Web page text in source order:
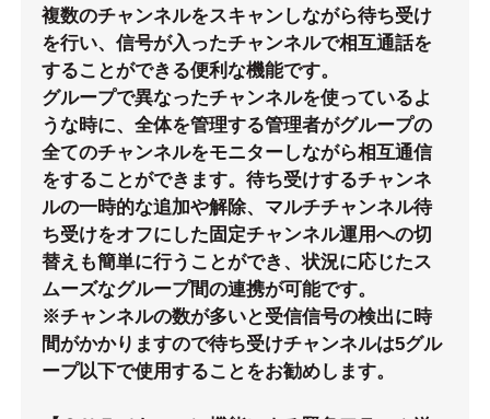
複数のチャンネルをスキャンしながら待ち受け
を行い、信号が入ったチャンネルで相互通話を
することができる便利な機能です。
グループで異なったチャンネルを使っているよ
うな時に、全体を管理する管理者がグループの
全てのチャンネルをモニターしながら相互通信
をすることができます。待ち受けするチャンネ
ルの一時的な追加や解除、マルチチャンネル待
ち受けをオフにした固定チャンネル運用への切
替えも簡単に行うことができ、状況に応じたス
ムーズなグループ間の連携が可能です。
※チャンネルの数が多いと受信信号の検出に時
間がかかりますので待ち受けチャンネルは5グル
ープ以下で使用することをお勧めします。